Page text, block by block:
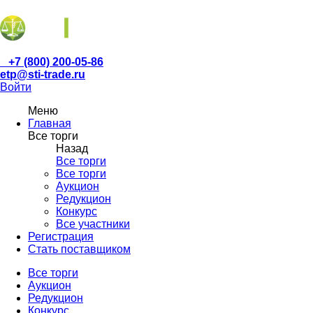
+7 (800) 200-05-86
etp@sti-trade.ru
Войти
Меню
Главная
Все торги
Назад
Все торги
Все торги
Аукцион
Редукцион
Конкурс
Все участники
Регистрация
Стать поставщиком
Все торги
Аукцион
Редукцион
Конкурс